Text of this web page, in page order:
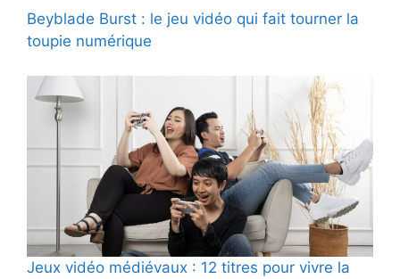
Beyblade Burst : le jeu vidéo qui fait tourner la
toupie numérique
Jeux vidéo médiévaux : 12 titres pour vivre la